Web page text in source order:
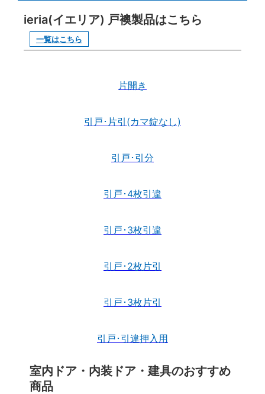
ieria(イエリア) 戸襖製品はこちら
一覧はこちら
片開き
引戸･片引(カマ錠なし)
引戸･引分
引戸･4枚引違
引戸･3枚引違
引戸･2枚片引
引戸･3枚片引
引戸･引違押入用
室内ドア・内装ドア・建具のおすすめ
商品